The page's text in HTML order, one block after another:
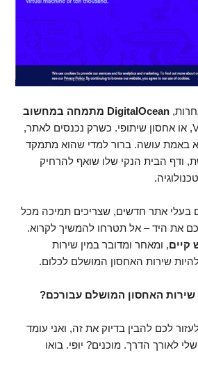
DigitalOcean מתמחה במחשוב
ולא מציע אחסון VPS, או אחסון שיתופי. כשרק נכנסים לאתר,
באמת עושה. ברור למדי שהוא מתמקד
ודף הבית הנקי שלו שואף להרחיק
בעלי אתר חדשים, שצריכים תמיכה מכל
את היד – אל תטרחו להמשיך לקרוא.
קיים, ומאחר ומדובר במין שירות
שירות האחסון המושלם לכלום.
האחסון המושלם עבורכם?
לכם להבין בדיוק את זה, ואני עומד
לאורך הדרך. מוכנים? יופי. בואו